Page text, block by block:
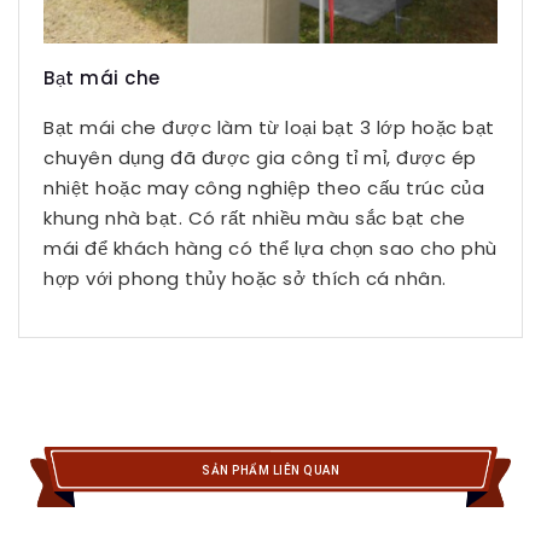
Bạt mái che
Bạt mái che được làm từ loại bạt 3 lớp hoặc bạt
chuyên dụng đã được gia công tỉ mỉ, được ép
nhiệt hoặc may công nghiệp theo cấu trúc của
khung nhà bạt. Có rất nhiều màu sắc bạt che
mái để khách hàng có thể lựa chọn sao cho phù
hợp với phong thủy hoặc sở thích cá nhân.
SẢN PHẨM LIÊN QUAN